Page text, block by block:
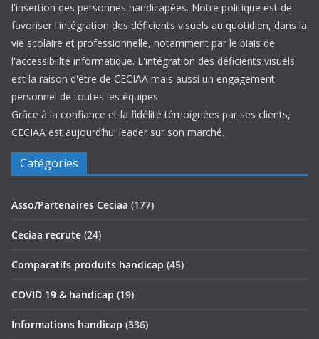
l'insertion des personnes handicapées. Notre politique est de
favoriser l'intégration des déficients visuels au quotidien, dans la
vie scolaire et professionnelle, notamment par le biais de
l'accessibiilté informatique. L'intégration des déficients visuels
est la raison d'être de CECIAA mais aussi un engagement
personnel de toutes les équipes.
Grâce à la confiance et la fidélité témoignées par ses clients,
CECIAA est aujourd’hui leader sur son marché.
Catégories
Asso/Partenaires Ceciaa (177)
Ceciaa recrute (24)
Comparatifs produits handicap (45)
COVID 19 & handicap (19)
Informations handicap (336)